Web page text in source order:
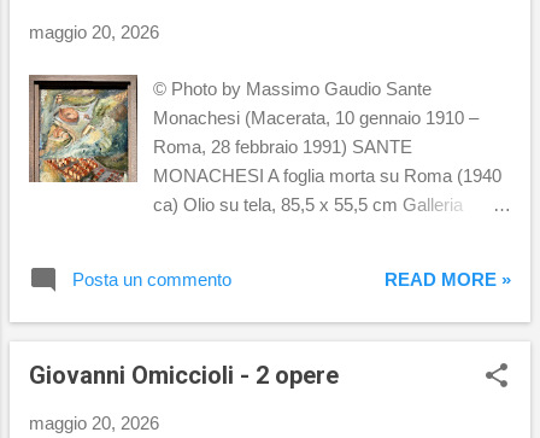
maggio 20, 2026
© Photo by Massimo Gaudio Sante
Monachesi (Macerata, 10 gennaio 1910 –
Roma, 28 febbraio 1991) SANTE
MONACHESI A foglia morta su Roma (1940
ca) Olio su tela, 85,5 x 55,5 cm Galleria
1947) Olio su tela, 20 x 26 cm Collezione
BNL BNP Paribas
Posta un commento READ MORE »
Giovanni Omiccioli - 2 opere
maggio 20, 2026